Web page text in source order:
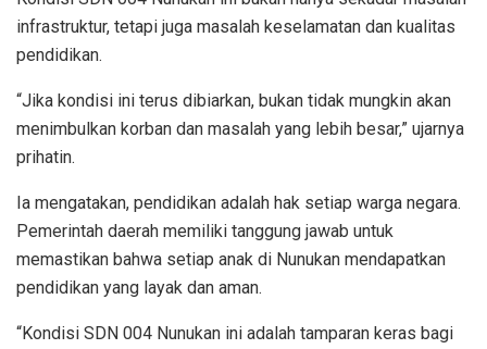
infrastruktur, tetapi juga masalah keselamatan dan kualitas
pendidikan.
“Jika kondisi ini terus dibiarkan, bukan tidak mungkin akan
menimbulkan korban dan masalah yang lebih besar,” ujarnya
prihatin.
Ia mengatakan, pendidikan adalah hak setiap warga negara.
Pemerintah daerah memiliki tanggung jawab untuk
memastikan bahwa setiap anak di Nunukan mendapatkan
pendidikan yang layak dan aman.
“Kondisi SDN 004 Nunukan ini adalah tamparan keras bagi